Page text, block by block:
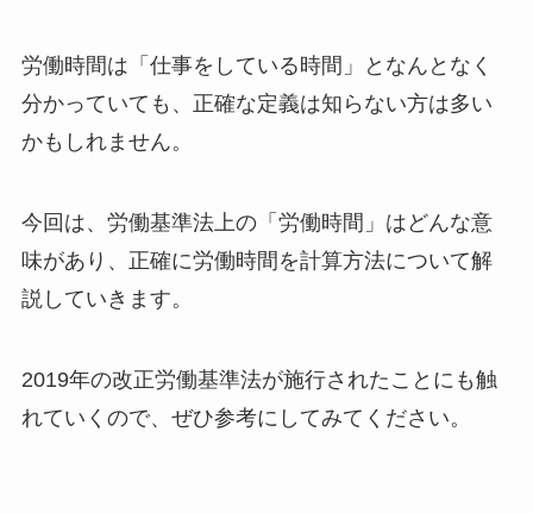
労働時間は「仕事をしている時間」となんとなく
分かっていても、正確な定義は知らない方は多い
かもしれません。
今回は、労働基準法上の「労働時間」はどんな意
味があり、正確に労働時間を計算方法について解
説していきます。
2019年の改正労働基準法が施行されたことにも触
れていくので、ぜひ参考にしてみてください。